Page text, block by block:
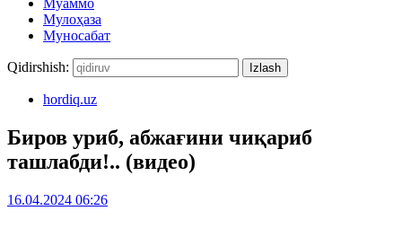
Муаммо
Мулоҳаза
Муносабат
Qidirshish:
hordiq.uz
Биров уриб, абжағини чиқариб
ташлабди!.. (видео)
16.04.2024 06:26